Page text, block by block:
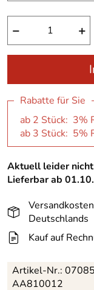
− +
Rabatte für Sie
ab 2 Stück: 3%
ab 3 Stück: 5%
Aktuell leider
Lieferbar ab
Deutschlands
Kauf auf
Artikel-Nr.: 07085
AA810012